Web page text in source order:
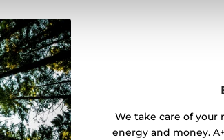
We take care of your
energy and money.